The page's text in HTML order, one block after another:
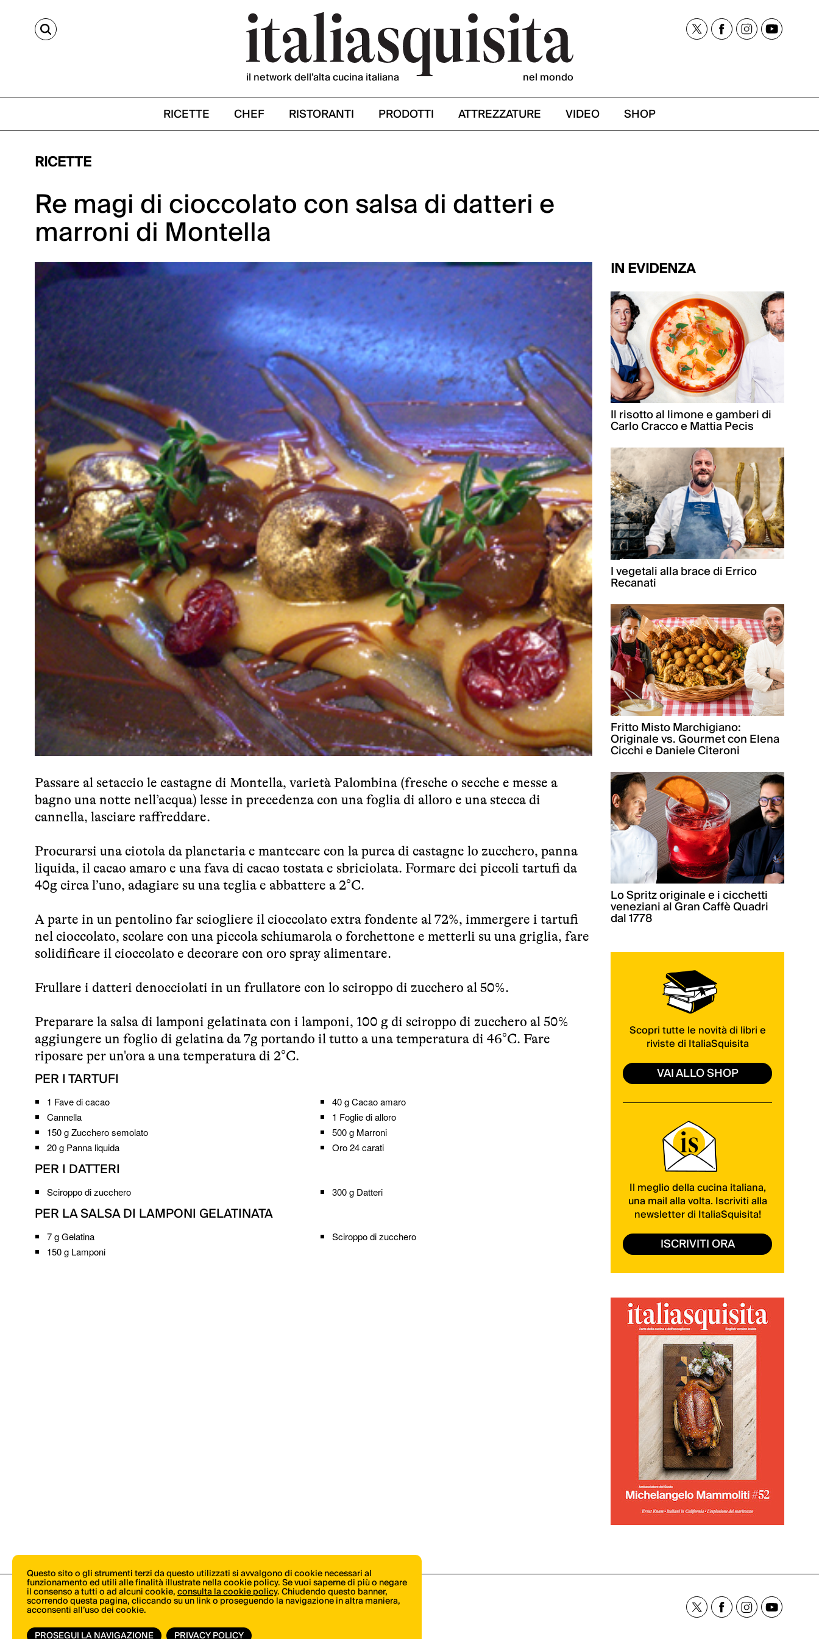
CERCA
il network dell’alta cucina italiana nel mondo
RICETTE CHEF RISTORANTI PRODOTTI ATTREZZATURE VIDEO SHOP
RICETTE
Re magi di cioccolato con salsa di datteri e
marroni di Montella
Passare al setaccio le castagne di Montella, varietà Palombina (fresche o secche e messe a
bagno una notte nell’acqua) lesse in precedenza con una foglia di alloro e una stecca di
cannella, lasciare raffreddare.
Procurarsi una ciotola da planetaria e mantecare con la purea di castagne lo zucchero, panna
liquida, il cacao amaro e una fava di cacao tostata e sbriciolata. Formare dei piccoli tartufi da
40g circa l’uno, adagiare su una teglia e abbattere a 2°C.
A parte in un pentolino far sciogliere il cioccolato extra fondente al 72%, immergere i tartufi
nel cioccolato, scolare con una piccola schiumarola o forchettone e metterli su una griglia, fare
solidificare il cioccolato e decorare con oro spray alimentare.
Frullare i datteri denocciolati in un frullatore con lo sciroppo di zucchero al 50%.
Preparare la salsa di lamponi gelatinata con i lamponi, 100 g di sciroppo di zucchero al 50%
aggiungere un foglio di gelatina da 7g portando il tutto a una temperatura di 46°C. Fare
riposare per un'ora a una temperatura di 2°C.
PER I TARTUFI
1 Fave di cacao 40 g Cacao amaro
Cannella
1 Foglie di alloro
150 gZucchero semolato 500 g Marroni
20 g Panna liquida Oro 24 carati
PER I DATTERI
Sciroppo di zucchero 300 g Datteri
PER LA SALSA DI LAMPONI GELATINATA
7 gGelatina
Sciroppo di zucchero
150 g Lamponi
IN EVIDENZA
Il risotto al limone e gamberi di
Carlo Cracco e Mattia Pecis
I vegetali alla brace di Errico
Recanati
Fritto Misto Marchigiano:
Originale vs. Gourmet con Elena
Cicchi e Daniele Citeroni
Lo Spritz originale e i cicchetti
veneziani al Gran Caffè Quadri
dal 1778
Scopri tutte le novità di libri e
riviste di ItaliaSquisita
VAI ALLO SHOP
Il meglio della cucina italiana,
una mail alla volta. Iscriviti alla
newsletter di ItaliaSquisita!
ISCRIVITI ORA
Questo sito o gli strumenti terzi da questo utilizzati si avvalgono di cookie necessari al
funzionamento ed utili alle finalità illustrate nella cookie policy. Se vuoi saperne di più o negare
il consenso a tutti o ad alcuni cookie,consulta la cookie policy. Chiudendo questo banner,
scorrendo questa pagina, cliccando su un link o proseguendo la navigazione in altra maniera,
acconsenti all’uso dei cookie.
PROSEGUI LA NAVIGAZIONE
PRIVACY POLICY